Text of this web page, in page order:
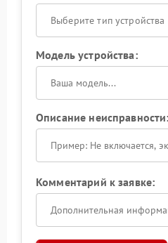
Выберите тип устройства
Модель устройства:
Описание неисправности:
Комментарий к заявке: